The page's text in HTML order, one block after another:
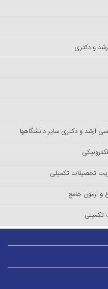
و دکتری
ارشد و دکتری سایر دانشگاهها
تحصیلات تکمیلی
و آزمون جامع
تکمیلی